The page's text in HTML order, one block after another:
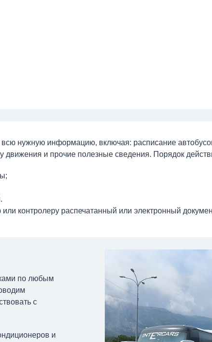
всю нужную информацию, включая: расписание
движения и прочие полезные сведения. Порядок
контролеру распечатанный или электронный
по любым
с
и